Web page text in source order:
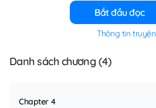
Bắt đầu đọc
Thông tin truyện
Danh sách chương (4)
Chapter 4